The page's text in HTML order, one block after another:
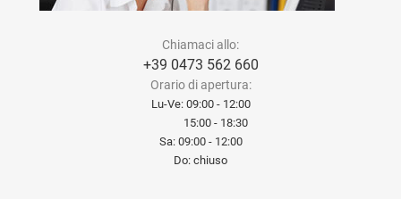
Chiamaci allo:
+39 0473 562 660
Orario di apertura:
Lu-Ve: 09:00 - 12:00
15:00 - 18:30
Sa: 09:00 - 12:00
Do: chiuso